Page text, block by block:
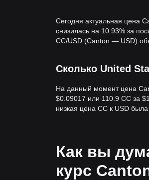
Сегодня актуальная цена
снизилась на 10.93% за
CC/USD (Canton — USD)
Сколько United
На данный момент цена
$0.09017 или 110.9 CC за
низкая цена CC к USD
Как вы
курс